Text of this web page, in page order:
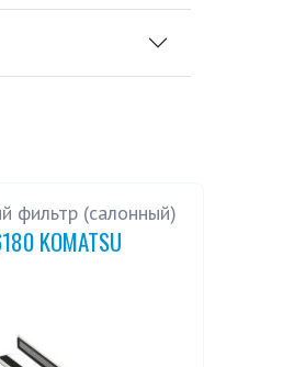
фильтр (салонный)
KOMATSU